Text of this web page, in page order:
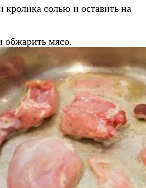
кролика солью и оставить на
обжарить мясо.